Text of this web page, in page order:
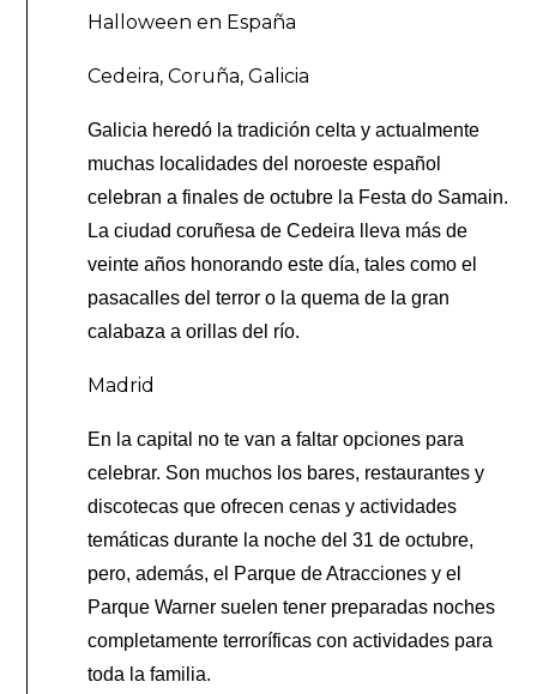
Halloween en España
Cedeira, Coruña, Galicia
Galicia heredó la tradición celta y actualmente
muchas localidades del noroeste español
celebran a finales de octubre la Festa do Samain.
La ciudad coruñesa de Cedeira lleva más de
veinte años honorando este día, tales como el
pasacalles del terror o la quema de la gran
calabaza a orillas del río.
Madrid
En la capital no te van a faltar opciones para
celebrar. Son muchos los bares, restaurantes y
discotecas que ofrecen cenas y actividades
temáticas durante la noche del 31 de octubre,
pero, además, el Parque de Atracciones y el
Parque Warner suelen tener preparadas noches
completamente terroríficas con actividades para
toda la familia.